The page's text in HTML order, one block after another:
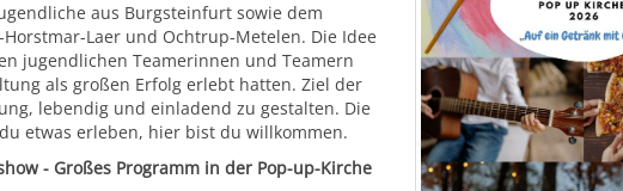
aus Burgsteinfurt sowie dem
Laer und Ochtrup-Metelen. Die Idee
jugendlichen Teamerinnen und Teamern
als großen Erfolg erlebt hatten. Ziel der
lebendig und einladend zu gestalten. Die
etwas erleben, hier bist du willkommen.
- Großes Programm in der Pop-up-Kirche